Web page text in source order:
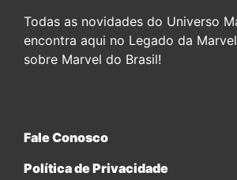
Todas as novidades do Universo
encontra aqui no Legado da
sobre Marvel do Brasil!
Fale Conosco
Política de Privacidade